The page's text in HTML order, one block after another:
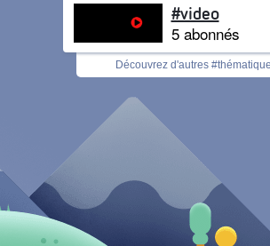
#video
5 abonnés
Découvrez d'autres